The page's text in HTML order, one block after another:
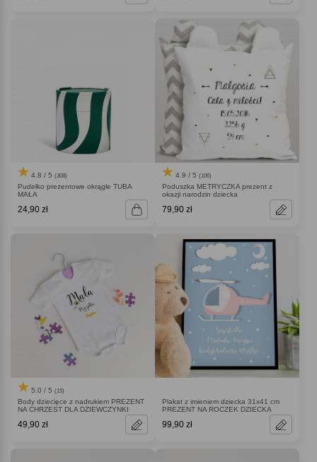
4.8 / 5 (308)
Pudełko prezentowe okrągłe TUBA
MAŁA
24,90 zł
4.9 / 5 (106)
Poduszka METRYCZKA prezent z
okazji narodzin dziecka
79,90 zł
5.0 / 5 (15)
Body dziecięce z nadrukiem PREZENT
NA CHRZEST DLA DZIEWCZYNKI
49,90 zł
Plakat z imieniem dziecka 31x41 cm
PREZENT NA ROCZEK DZIECKA
99,90 zł